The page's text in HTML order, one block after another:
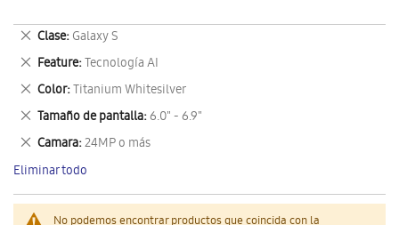
Clase Galaxy S
Eliminar
este
artículo
Feature Tecnología AI
Eliminar
este
artículo
Color Titanium Whitesilver
Eliminar
este
artículo
Tamaño de pantalla 6.0" - 6.9"
Eliminar
este
artículo
Camara 24MP o más
Eliminar
este
artículo
Eliminar todo